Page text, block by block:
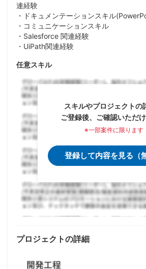
連経験
・ドキュメンテーションスキル
・コミュニケーションスキル
・Salesforce 関連経験
・UiPath関連経験
任意スキル
スキルやプロジェクトの
ご登録後、ご確認いただけ
※一部案件に限ります
登録して内容を見る（
プロジェクトの詳細